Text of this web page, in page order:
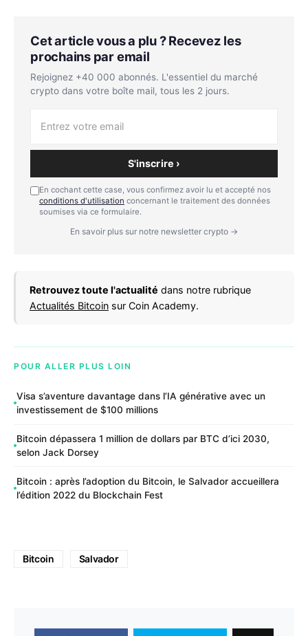
Cet article vous a plu ? Recevez les
prochains par email
Rejoignez +40 000 abonnés. L'essentiel du marché
crypto dans votre boîte mail, tous les 2 jours.
S'inscrire ›
En cochant cette case, vous confirmez avoir lu et accepté nos
conditions d'utilisation concernant le traitement des données
soumises via ce formulaire.
En savoir plus sur notre newsletter crypto →
Retrouvez toute l'actualité dans notre rubrique
Actualités Bitcoin sur Coin Academy.
POUR ALLER PLUS LOIN
Visa s’aventure davantage dans l’IA générative avec un
investissement de $100 millions
Bitcoin dépassera 1 million de dollars par BTC d’ici 2030,
selon Jack Dorsey
Bitcoin : après l’adoption du Bitcoin, le Salvador accueillera
l’édition 2022 du Blockchain Fest
Bitcoin Salvador